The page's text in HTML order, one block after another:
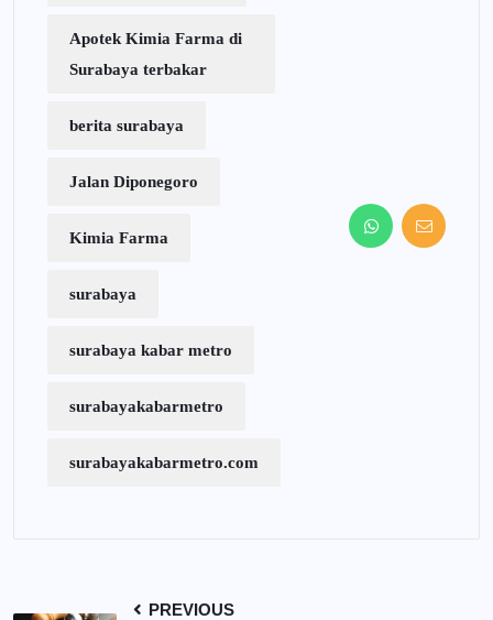
Apotek Kimia Farma di
Surabaya terbakar
berita surabaya
Jalan Diponegoro
Kimia Farma
surabaya
surabaya kabar metro
surabayakabarmetro
surabayakabarmetro.com
PREVIOUS